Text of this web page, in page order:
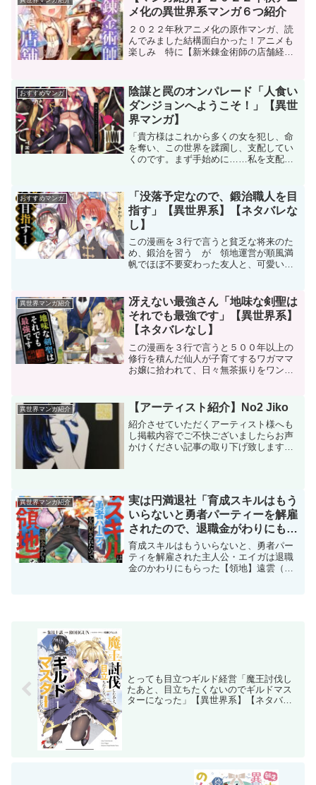
メ化の異世界系マンガ６つ紹介
２０２２年秋アニメ化の原作マンガ、読
んでみました結構面白かった！アニメも
楽しみ 特に【新米錬金術師の店舗経
ようか迷ってる方原作マンガ興味がある
方是非どうぞ​​悪役令嬢な...
おすすめマンガ
陰謀と罠のオンパレード「人食い
ダンジョンへようこそ！」【異世
界マンガ】
「貴方様はこれから多くの女を犯し、命
を奪い、この世界を蹂躙し、支配してい
くのです。まず手始めに……私を支配
の本性を現しそう囁いた。剣も使えず、
魔術で敵を倒せるわけでもな...
おすすめマンガ
「没落予定なので、鍛治職人を目
指す」【異世界系】【ネタバレな
し】
この漫画を３行で言うと貧乏な将来のた
め、鍛治を習う が 領地運営が順風満
帆でほぼ不要変わった友人と、可愛い悪
らゲーム『幻想学園』の嫌われモブ貴族
に転生した、主人公のクル...
異世界マンガ紹介
冴えない最強さん「地味な剣聖は
それでも最強です」【異世界系】
【ネタバレなし】
この漫画を３行で言うと５００年以上の
修行を積んだ仙人が子育てするワガママ
お嬢に拾われて、日々無茶振りをワンパ
すじ神様のミスで死んでしまった白黒山
水。お約束の様に異世界転...
異世界マンガ紹介 【アーティスト紹介】No2 Jiko
紹介させていただくアーティスト様へも
し掲載内容でご不快ございましたらお声
かけください記事の取り下げ致します
受付中→(...
異世界マンガ紹介
実は円満退社「育成スキルはもう
いらないと勇者パーティーを解雇
されたので、退職金がわりにもら
った【領地】を強くしてみる」
【おすすめマンガ】【ネタバレな
し】 【異世界系】
育成スキルはもういらないと、勇者パー
ティを解雇された主人公・エイガは退職
金のかわりにもらった【領地】遠雲（と
とっても目立つギルド経営「魔王討伐し
たあと、目立ちたくないのでギルドマス
ターになった」【異世界系】【ネタバレ